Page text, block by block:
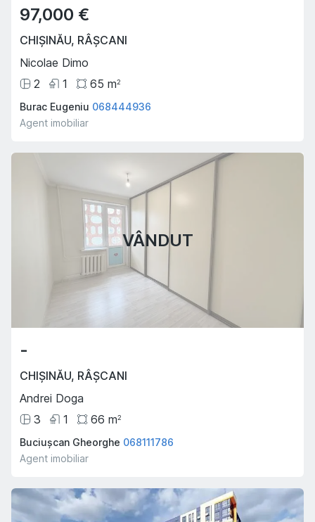
97,000 €
CHIȘINĂU, RÂȘCANI
Nicolae Dimo
2
1 65 m2
Burac Eugeniu 068444936
Agent imobiliar
VÂNDUT
-
CHIȘINĂU, RÂȘCANI
Andrei Doga
3
1 66 m2
Buciușcan Gheorghe 068111786
Agent imobiliar